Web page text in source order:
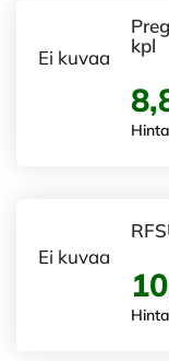
Ei kuvaa
kpl
Ei kuvaa